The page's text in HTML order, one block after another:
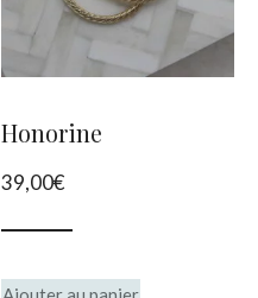
peuvent
être
Honorine
39,00€